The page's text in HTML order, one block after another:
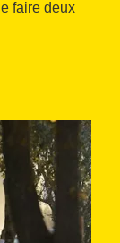
faire deux